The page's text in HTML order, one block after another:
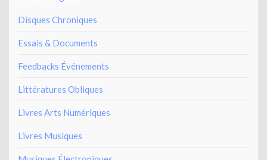
Disques Chroniques
Essais & Documents
Feedbacks Événements
Littératures Obliques
Livres Arts Numériques
Livres Musiques